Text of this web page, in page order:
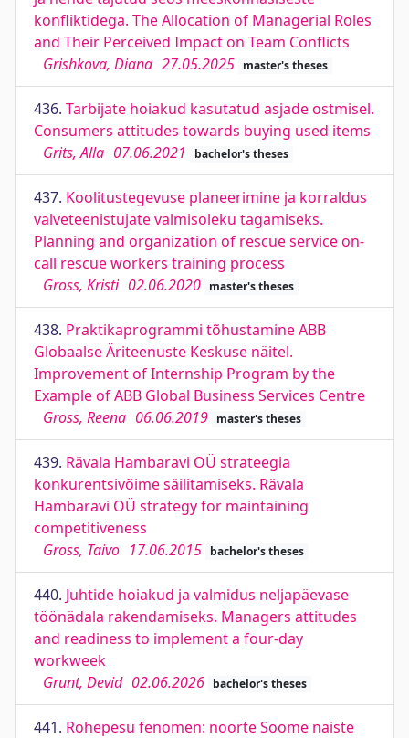
konfliktidega. The Allocation of Managerial Roles
and Their Perceived Impact on Team Conflicts
Grishkova, Diana 27.05.2025 master's theses
436. Tarbijate hoiakud kasutatud asjade ostmisel.
Consumers attitudes towards buying used items
Grits, Alla 07.06.2021 bachelor's theses
437. Koolitustegevuse planeerimine ja korraldus
valveteenistujate valmisoleku tagamiseks.
Planning and organization of rescue service on-
call rescue workers training process
Gross, Kristi 02.06.2020 master's theses
438. Praktikaprogrammi tõhustamine ABB
Globaalse Äriteenuste Keskuse näitel.
Improvement of Internship Program by the
Example of ABB Global Business Services Centre
Gross, Reena 06.06.2019 master's theses
439. Rävala Hambaravi OÜ strateegia
konkurentsivõime säilitamiseks. Rävala
Hambaravi OÜ strategy for maintaining
competitiveness
Gross, Taivo 17.06.2015 bachelor's theses
440. Juhtide hoiakud ja valmidus neljapäevase
töönädala rakendamiseks. Managers attitudes
and readiness to implement a four-day
workweek
Grunt, Devid 02.06.2026 bachelor's theses
441. Rohepesu fenomen: noorte Soome naiste